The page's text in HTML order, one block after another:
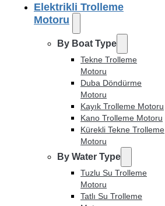
Elektrikli Trolleme
Motoru
By Boat Type
Tekne Trolleme
Motoru
Duba Döndürme
Motoru
Kayık Trolleme Motoru
Kano Trolleme Motoru
Kürekli Tekne Trolleme
Motoru
By Water Type
Tuzlu Su Trolleme
Motoru
Tatlı Su Trolleme